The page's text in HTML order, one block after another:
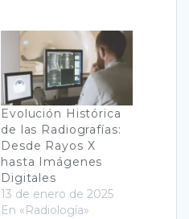
Evolución Histórica
de las Radiografías:
Desde Rayos X
hasta Imágenes
Digitales
13 de enero de 2025
En «Radiología»